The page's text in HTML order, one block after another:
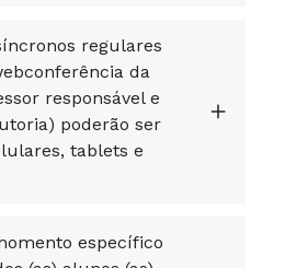
regulares
da
responsável e
poderão ser
tablets e
específico